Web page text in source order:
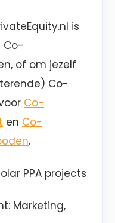
is
Co-
of om jezelf
Co-
Co-
en Co-
.
PPA projects
: Marketing,